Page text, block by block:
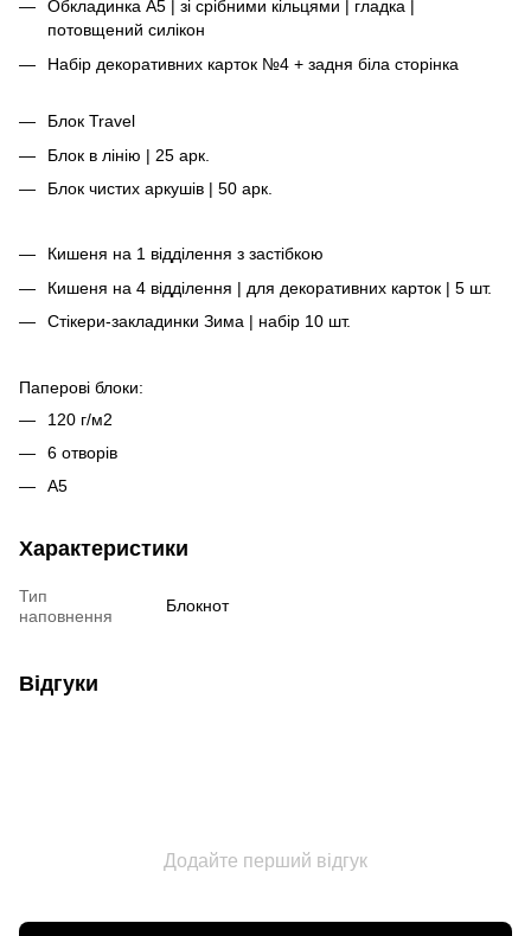
Обкладинка А5 | зі срібними кільцями | гладка |
потовщений силікон
Набір декоративних карток №4 + задня біла сторінка
Блок Travel
Блок в лінію | 25 арк.
Блок чистих аркушів | 50 арк.
Кишеня на 1 відділення з застібкою
Кишеня на 4 відділення | для декоративних карток | 5 шт.
Стікери-закладинки Зима | набір 10 шт.
Паперові блоки:
120 г/м2
6 отворів
А5
Характеристики
Тип
наповнення
Блокнот
Відгуки
Додайте перший відгук